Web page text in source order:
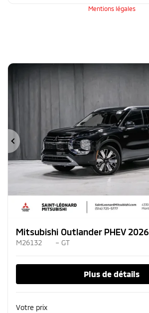
Mentions légales
Précédent
Mitsubishi Outlander PHEV 2026
M26132 – GT
Plus de détails
Votre prix